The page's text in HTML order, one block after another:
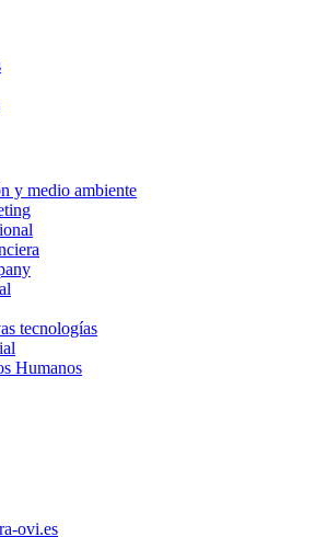
y medio ambiente
tecnologías
Humanos
ovi.es